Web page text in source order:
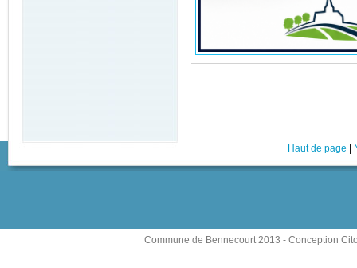
Haut de page
Commune de Bennecourt 2013 - Conception